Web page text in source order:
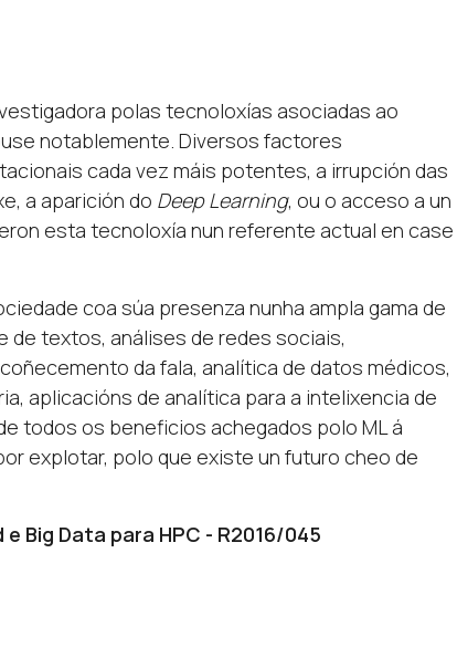
polas tecnoloxías asociadas ao
notablemente. Diversos factores
cada vez máis potentes, a irrupción das
a aparición do Deep Learning, ou o acceso a un
esta tecnoloxía nun referente actual en case
coa súa presenza nunha ampla gama de
de textos, análises de redes sociais,
da fala, analítica de datos médicos,
aplicacións de analítica para a intelixencia de
todos os beneficios achegados polo ML á
explotar, polo que existe un futuro cheo de
Big Data para HPC - R2016/045